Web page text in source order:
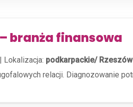
branża finansowa
| Lokalizacja: podkarpackie/ Rzeszów
relacji. Diagnozowanie